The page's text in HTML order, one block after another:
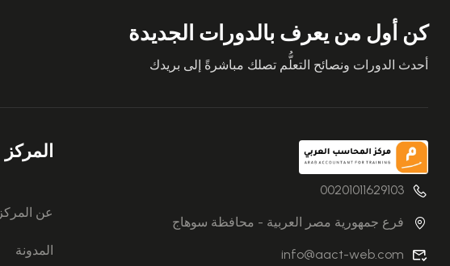
كن أول من يعرف بالدورات الجديدة
أحدث الدورات ونصائح التعلُّم تصلك مباشرةً إلى بريدك
00201011629103
فرع جمهورية مصر العربية - محافظة سوهاج
info@aact-web.com
المركز
عن المركز
المدونة